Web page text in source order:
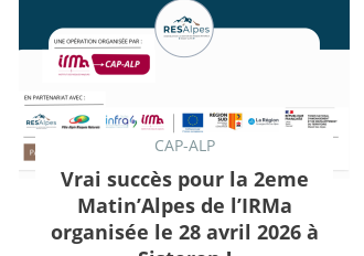
CAP-ALP
Vrai succès pour la 2eme
Matin’Alpes de l’IRMa
organisée le 28 avril 2026 à